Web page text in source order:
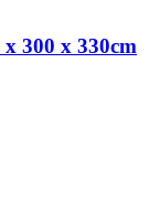
300 x 330cm